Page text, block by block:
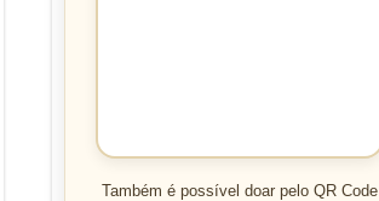
Também é possível doar pelo QR Code